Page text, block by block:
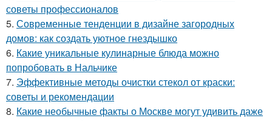
советы профессионалов
5. Современные тенденции в дизайне загородных
домов: как создать уютное гнездышко
6. Какие уникальные кулинарные блюда можно
попробовать в Нальчике
7. Эффективные методы очистки стекол от краски:
советы и рекомендации
8. Какие необычные факты о Москве могут удивить даже